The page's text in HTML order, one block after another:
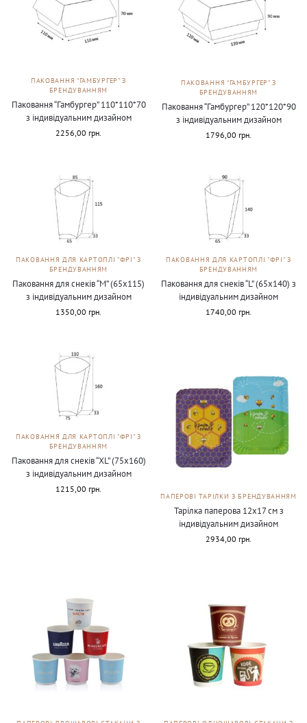
ПАКОВАННЯ “ГАМБУРГЕР” З
БРЕНДУВАННЯМ
Паковання “Гамбургер” 110*110*70
з індивідуальним дизайном
2256,00 грн.
ПАКОВАННЯ “ГАМБУРГЕР” З
БРЕНДУВАННЯМ
Паковання “Гамбургер” 120*120*90
з індивідуальним дизайном
1796,00 грн.
ПАКОВАННЯ ДЛЯ КАРТОПЛІ "ФРІ" З
БРЕНДУВАННЯМ
Паковання для снеків “М” (65х115)
з індивідуальним дизайном
1350,00 грн.
ПАКОВАННЯ ДЛЯ КАРТОПЛІ "ФРІ" З
БРЕНДУВАННЯМ
Паковання для снеків “L” (65х140) з
індивідуальним дизайном
1740,00 грн.
ПАКОВАННЯ ДЛЯ КАРТОПЛІ "ФРІ" З
БРЕНДУВАННЯМ
Паковання для снеків “ХL” (75х160)
з індивідуальним дизайном
1215,00 грн.
ПАПЕРОВІ ТАРІЛКИ З БРЕНДУВАННЯМ
Тарілка паперова 12х17 см з
індивідуальним дизайном
2934,00 грн.